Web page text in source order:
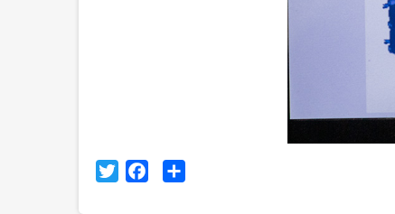
Twitter Facebook